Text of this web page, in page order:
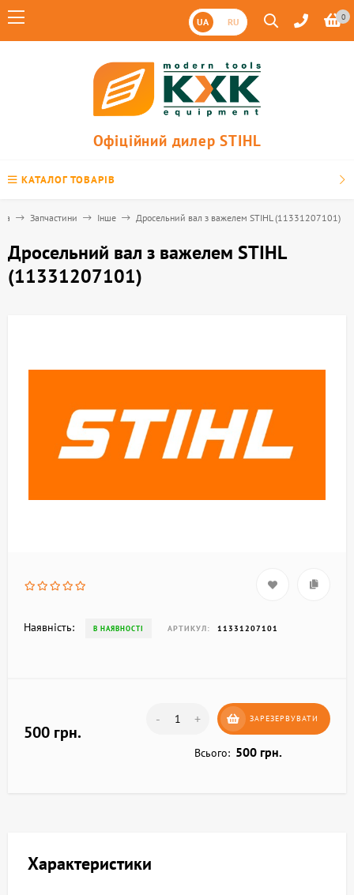
UA RU 0
Офіційний дилер STIHL
КАТАЛОГ ТОВАРІВ
Запчастини Інше Дросельний вал з важелем STIHL (11331207101)
Дросельний вал з важелем STIHL
(11331207101)
Наявність: В НАЯВНОСТІ АРТИКУЛ: 11331207101
500 грн.
- + ЗАРЕЗЕРВУВАТИ
Всього: 500 грн.
Характеристики